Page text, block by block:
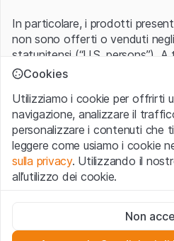
In particolare, i prodotti
non sono offerti o venduti
statunitensi (“U.S. persons”). A
statunitensi” vanno intese nel
1933 che include le persone
d’America, le società per azioni
americane.
Condizioni di utilizzo e
Con l’accesso al sito web (di
avvertenze importanti e le
Cookies
Utilizziamo i cookie per offrirti
navigazione, analizzare il
personalizzare i contenuti che
leggere come usiamo i cookie
sulla privacy. Utilizzando il
all’utilizzo dei cookie.
Questi cookie sono necessari per
web e non possono essere
Non